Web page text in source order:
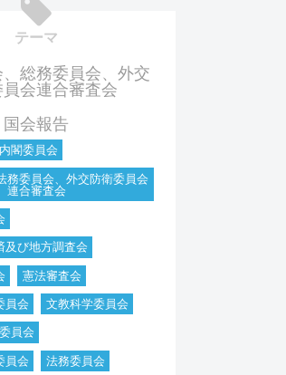
テーマ
総務委員会、外交
員会連合審査会
国会報告
内閣委員会
務委員会、外交防衛委員会
連合審査会
及び地方調査会
憲法審査会
員会
文教科学委員会
員会
員会
法務委員会